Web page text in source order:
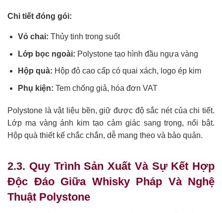
Chi tiết đóng gói:
Vỏ chai: Thủy tinh trong suốt
Lớp bọc ngoài: Polystone tạo hình đầu ngựa vàng
Hộp quà: Hộp đỏ cao cấp có quai xách, logo ép kim
Phụ kiện: Tem chống giả, hóa đơn VAT
Polystone là vật liệu bền, giữ được độ sắc nét của chi tiết.
Lớp mạ vàng ánh kim tạo cảm giác sang trọng, nổi bật.
Hộp quà thiết kế chắc chắn, dễ mang theo và bảo quản.
2.3. Quy Trình Sản Xuất Và Sự Kết Hợp
Độc Đáo Giữa Whisky Pháp Và Nghệ
Thuật Polystone